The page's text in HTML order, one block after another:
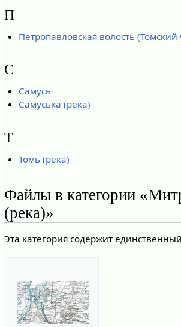
П
Петропавловская волость (Томский
С
Самусь
Самуська (река)
Т
Томь (река)
Файлы в категории
(река)»
Эта категория содержит